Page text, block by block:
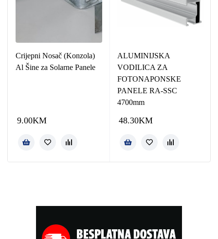
Crijepni Nosač (Konzola)
Al Šine za Solarne Panele
9.00KM
ALUMINIJSKA
VODILICA ZA
FOTONAPONSKE
PANELE RA-SSC
4700mm
48.30KM